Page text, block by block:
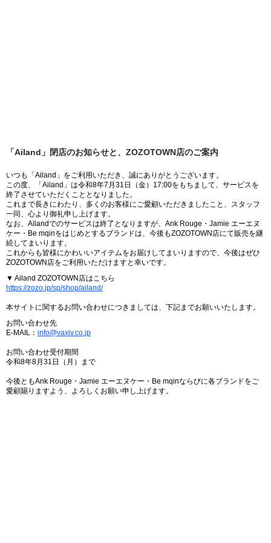
「Ailand」閉店のお知らせと、ZOZOTOWN店のご案内
いつも「Ailand」をご利用いただき、誠にありがとうございます。
この度、「Ailand」は令和8年7月31日（金）17:00をもちまして、サービスを
終了させていただくこととなりました。
これまで長きにわたり、多くのお客様にご愛顧いただきましたこと、スタッフ
一同、心より御礼申し上げます。
なお、Ailandでのサービスは終了となりますが、Ank Rouge・Jamie エーエヌ
ケー・Be mqinをはじめとするブランドは、今後もZOZOTOWN店にて販売を継
続してまいります。
これからも皆様にかわいいアイテムをお届けしてまいりますので、今後はぜひ
ZOZOTOWN店をご利用いただけますと幸いです。
▼ Ailand ZOZOTOWN店はこちら
https://zozo.jp/sp/shop/ailand/
本サイトに関するお問い合わせにつきましては、下記までお願いいたします。
お問い合わせ先
E-MAIL： info@vaxiv.co.jp
お問い合わせ受付期間
令和8年8月31日（月）まで
今後ともAnk Rouge・Jamie エーエヌケー・Be mqinならびに各ブランドをご
愛顧賜りますよう、よろしくお願い申し上げます。